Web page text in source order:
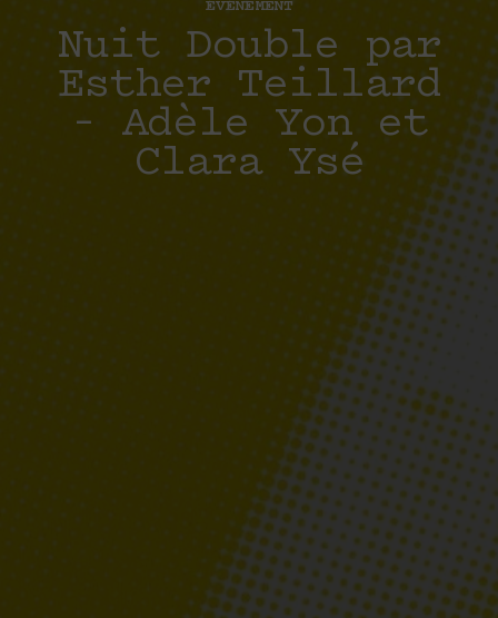
ÉVÉNEMENT
Nuit Double par
Esther Teillard
– Adèle Yon et
Clara Ysé